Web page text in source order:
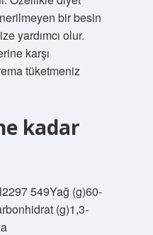
bir besin
yardımcı olur.
karşı
tüketmeniz
kadar
549Yağ (g)60-
(g)1,3-